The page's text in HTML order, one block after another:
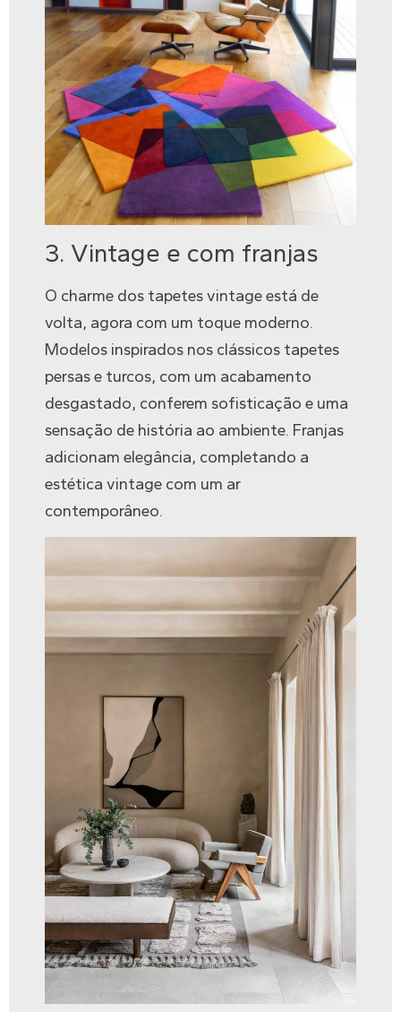
3. Vintage e com franjas
O charme dos tapetes vintage está de
volta, agora com um toque moderno.
Modelos inspirados nos clássicos tapetes
persas e turcos, com um acabamento
desgastado, conferem sofisticação e uma
sensação de história ao ambiente. Franjas
adicionam elegância, completando a
estética vintage com um ar
contemporâneo.